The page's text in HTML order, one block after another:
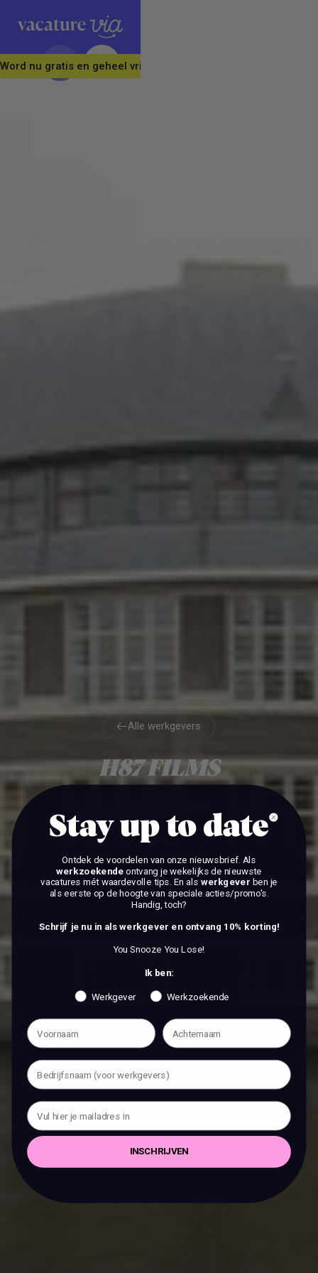
Word nu gratis en geheel vrijblijvend lid van ons Vacature Via
Alle werkgevers
H87 FILMS
BEKIJK DE VACATURES
BEKIJK DE VACATURES
Stay up to date
Ontdek de voordelen van onze nieuwsbrief. Als
werkzoekendeontvang je wekelijks de nieuwste
vacatures mét waardevolle tips. En als werkgever ben je
als eerste op de hoogte van speciale acties/promo's.
Handig, toch?
Schrijf je nu in als werkgever en ontvang 10% korting!
You Snooze You Lose!
Ik ben:
Werkgever Werkzoekende
INSCHRIJVEN